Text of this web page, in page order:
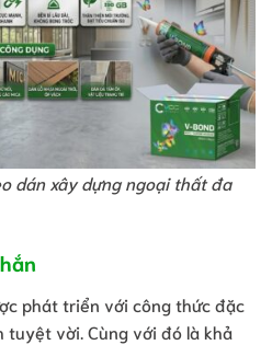
dán xây dựng ngoại thất đa
phát triển với công thức đặc
tuyệt vời. Cùng với đó là khả